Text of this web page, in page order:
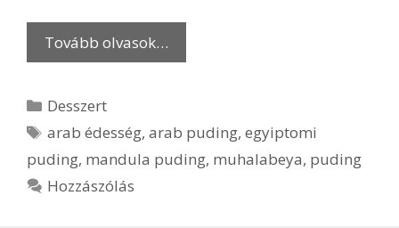
Tovább olvasok…
Kategória
Desszert
Címkék
arab édesség,arab puding,egyiptomi
puding, mandula puding, muhalabeya, puding
Hozzászólás